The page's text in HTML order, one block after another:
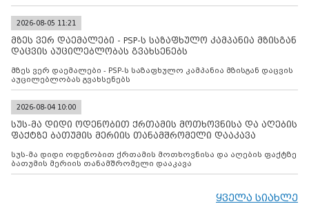
2026-08-05 11:21
მზეს ვერ დაემალები - PSP-ს საზაფხულო კამპანია მზისგან
დაცვის აუცილებლობას გვახსენებს
მზეს ვერ დაემალები - PSP-ს საზაფხულო კამპანია მზისგან დაცვის
აუცილებლობას გვახსენებს
2026-08-04 10:00
სუს-მა დიდი ოდენობით ქრთამის მოთხოვნისა და აღების
ფაქტზე ბათუმის მერიის თანამშრომელი დააკავა
სუს-მა დიდი ოდენობით ქრთამის მოთხოვნისა და აღების ფაქტზე
ბათუმის მერიის თანამშრომელი დააკავა
ყველა სიახლე